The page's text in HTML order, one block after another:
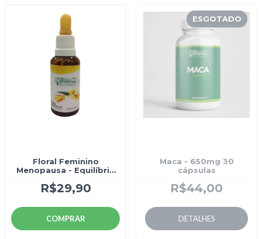
Floral Feminino
Menopausa - Equilíbrio
R$29,90
COMPRAR
ESGOTADO
Maca - 650mg 30
cápsulas
R$44,00
DETALHES